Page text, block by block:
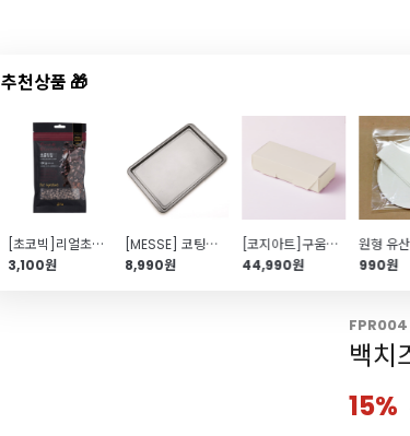
추천상품 🎁
[초코빅]리얼초코칩 46.5%(다크\/100g)
3,100원
[MESSE] 코팅좋은 기본 오븐팬 베이킹팬 (빵판 쿠키팬)-40L이상 오븐에 사용
8,990원
[코지아트]구움과자박스(50개입\/베이지)
44,990원
990원
브랜드샵신상품 TOP50특가/혜택
FPR004
백치
15%